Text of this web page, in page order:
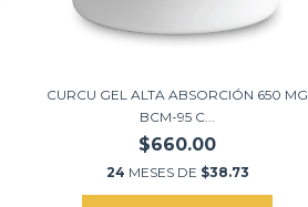
CURCU GEL ALTA ABSORCIÓN 650 MG
BCM-95 C...
$660.00
24 MESES DE $38.73